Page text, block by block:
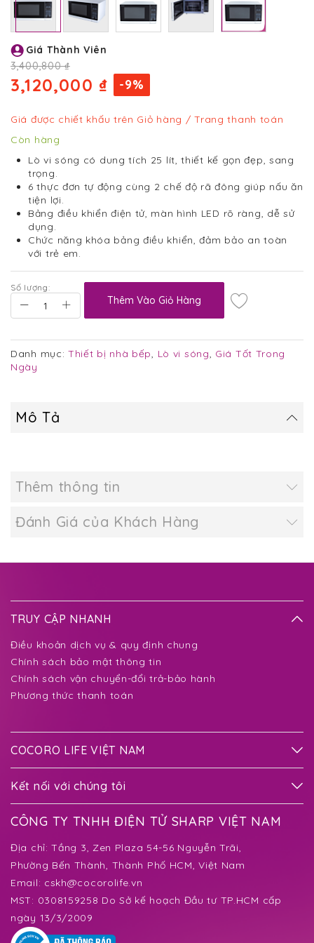
đến
phần
đầu
của
viện
ảnh
Giá Thành Viên
3,400,800 ₫
3,120,000 ₫ -9%
Giá được chiết khấu trên Giỏ hàng / Trang thanh toán
Còn hàng
Lò vi sóng có dung tích 25 lít, thiết kế gọn đẹp, sang
trọng.
6 thực đơn tự động cùng 2 chế độ rã đông giúp nấu ăn
tiện lợi.
Bảng điều khiển điện tử, màn hình LED rõ ràng, dễ sử
dụng.
Chức năng khóa bảng điều khiển, đảm bảo an toàn
với trẻ em.
Số lượng:
Thêm Vào Giỏ Hàng
Danh mục: Thiết bị nhà bếp, Lò vi sóng, Giá Tốt Trong
Ngày
Mô Tả
Thêm thông tin
Đánh Giá của Khách Hàng
TRUY CẬP NHANH
Điều khoản dịch vụ & quy định chung
Chính sách bảo mật thông tin
Chính sách vận chuyển-đổi trả-bảo hành
Phương thức thanh toán
COCORO LIFE VIỆT NAM
Kết nối với chúng tôi
CÔNG TY TNHH ĐIỆN TỬ SHARP VIỆT NAM
Địa chỉ:Tầng 3, Zen Plaza 54-56 Nguyễn Trãi,
Phường Bến Thành, Thành Phố HCM, Việt Nam
Email: cskh@cocorolife.vn
MST: 0308159258 Do Sở kế hoạch Đầu tư TP.HCM cấp
ngày 13/3/2009